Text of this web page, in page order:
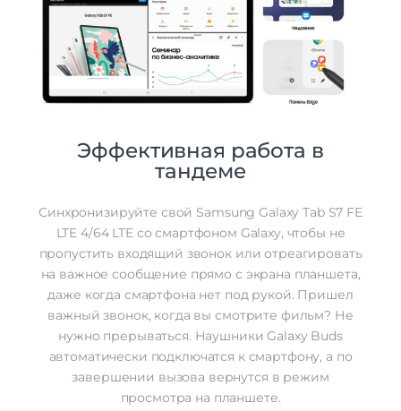
Эффективная работа в
тандеме
Синхронизируйте свой Samsung Galaxy Tab S7 FE
LTE 4/64 LTE со смартфоном Galaxy, чтобы не
пропустить входящий звонок или отреагировать
на важное сообщение прямо с экрана планшета,
даже когда смартфона нет под рукой. Пришел
важный звонок, когда вы смотрите фильм? Не
нужно прерываться. Наушники Galaxy Buds
автоматически подключатся к смартфону, а по
завершении вызова вернутся в режим
просмотра на планшете.